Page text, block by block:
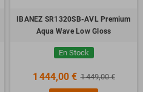
IBANEZ SR1320SB-AVL Premium
Aqua Wave Low Gloss
En Stock
1 444,00 € 1 449,00 €